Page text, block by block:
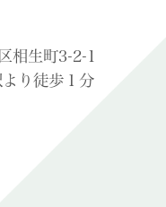
相生町3-2-1
り徒歩１分